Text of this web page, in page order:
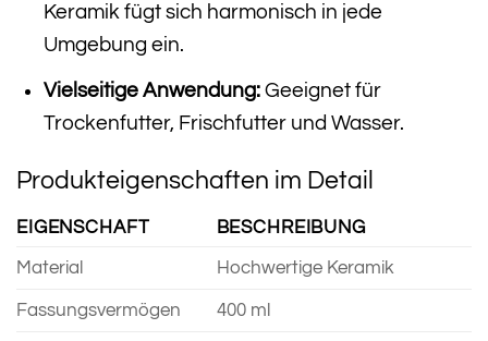
Keramik fügt sich harmonisch in jede
Umgebung ein.
Vielseitige Anwendung:Geeignet für
Trockenfutter, Frischfutter und Wasser.
Produkteigenschaften im Detail
EIGENSCHAFT BESCHREIBUNG
Material Hochwertige Keramik
Fassungsvermögen 400 ml